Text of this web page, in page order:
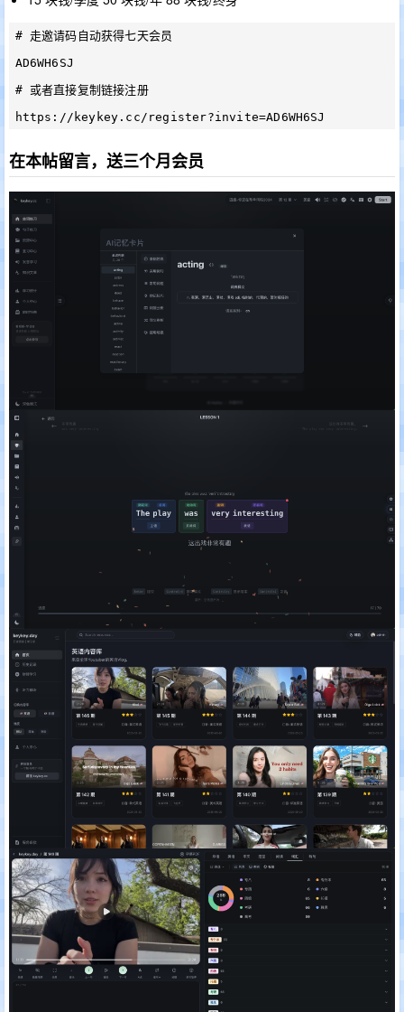
# 走邀请码自动获得七天会员
AD6WH6SJ
# 或者直接复制链接注册
在本帖留言，送三个月会员